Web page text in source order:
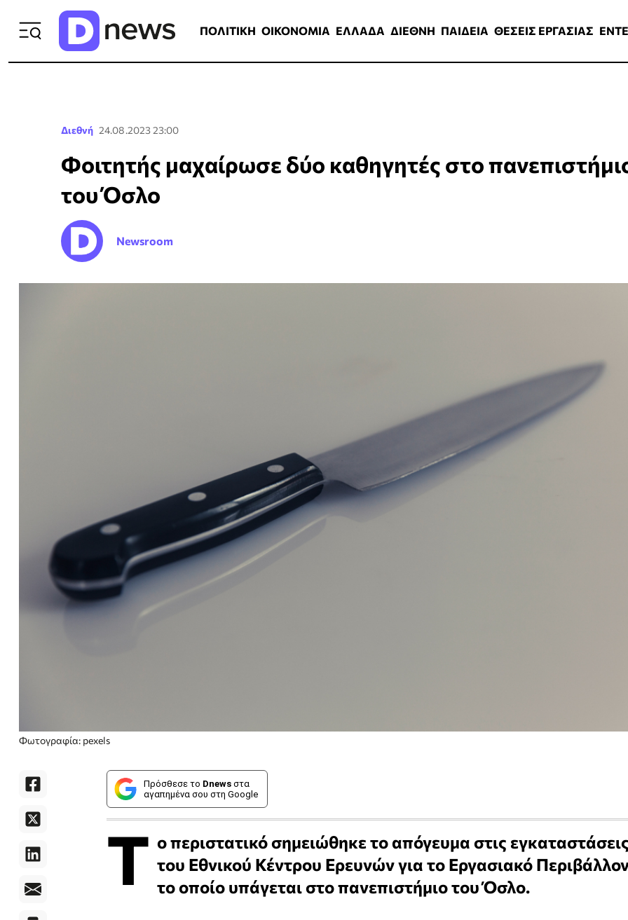
ΠΟΛΙΤΙΚΗ ΟΙΚΟΝΟΜΙΑ ΕΛΛΑΔΑ ΔΙΕΘΝΗ ΠΑΙΔΕΙΑ ΘΕΣΕΙΣ ΕΡΓΑΣΙΑΣ
Διεθνή 24.08.2023 23:00
Φοιτητής μαχαίρωσε δύο καθηγητές στο
του Όσλο
Newsroom
Φωτογραφία: pexels
Πρόσθεσε το Dnews στα
αγαπημένα σου στη Google
Τ ο περιστατικό σημειώθηκε το απόγευμα στις
του Εθνικού Κέντρου Ερευνών για το Εργασιακό
το οποίο υπάγεται στο πανεπιστήμιο του Όσλο.